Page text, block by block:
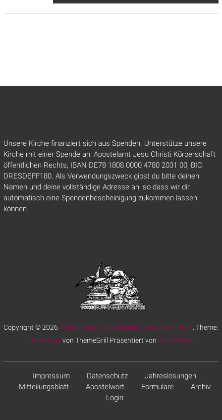
Unsere Kirche finanziert sich aus Spenden. Unterstütze unsere
Kirche mit einer Spende an: Apostelamt Jesu Christi Körperschaft
öffentlichen Rechts, IBAN DE78 1808 0000 4780 2031 00, BIC:
DRESDEFF180. Als Verwendungszweck gibst du bitte deinen
Namen und deine vollständige Adresse an, so dass wir dir
automatisch eine Spendenbescheinigung zukommen lassen
können.
Copyright © 2026Website des Apostelamtes Jesu Christi KöR. Theme:
Himalayasvon ThemeGrill Präsentiert von WordPress.
Impressum Datenschutz
Jahreslosungen
Mitteilungsblatt
Apostelwort Formulare
Archiv
Login